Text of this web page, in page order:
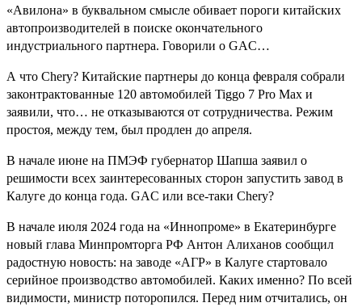
«Авилона» в буквальном смысле обивает пороги китайских
автопроизводителей в поиске окончательного
индустриального партнера. Говорили о GAC…
А что Chery? Китайские партнеры до конца февраля собрали
законтрактованные 120 автомобилей Tiggo 7 Pro Max и
заявили, что… не отказываются от сотрудничества. Режим
простоя, между тем, был продлен до апреля.
В начале июне на ПМЭФ губернатор Шапша заявил о
решимости всех заинтересованных сторон запустить завод в
Калуге до конца года. GAC или все-таки Chery?
В начале июля 2024 года на «Иннопроме» в Екатеринбурге
новый глава Минпромторга РФ Антон Алиханов сообщил
радостную новость: на заводе «АГР» в Калуге стартовало
серийное производство автомобилей. Каких именно? По всей
видимости, министр поторопился. Перед ним отчитались, он